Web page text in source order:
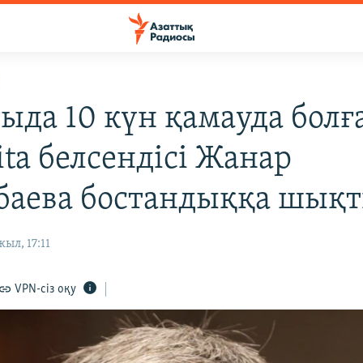
10 күн қамауда
белсендісі Жанар
бостандыққа
17:11
VPN-сіз оқу